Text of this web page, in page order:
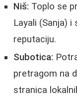
Niš: Toplo se
Layali (Sanja)
reputaciju.
Subotica:
pretragom na
stranica